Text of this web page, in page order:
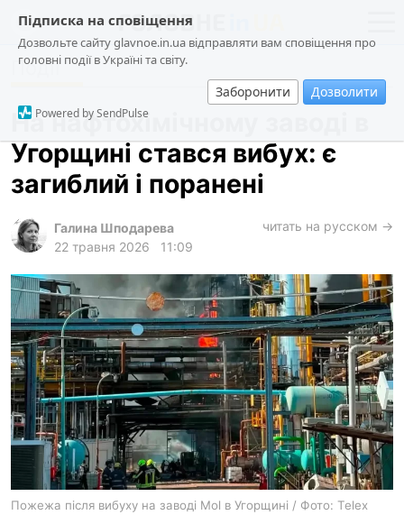
Підписка на сповіщення
Дозвольте сайту glavnoe.in.ua відправляти вам сповіщення про
головні події в Україні та світу.
Заборонити Дозволити
Powered by SendPulse
новини
про проєкт
суспільство
події
кримінал
лонгріди
харків
архів
gambling
ua ru en
Події
На нафтохімічному заводі в
Угорщині стався вибух: є
загиблий і поранені
Галина Шподарева
22 травня 2026
11:09
читать на русском →
Пожежа після вибуху на заводі Mol в Угорщині / Фото: Telex